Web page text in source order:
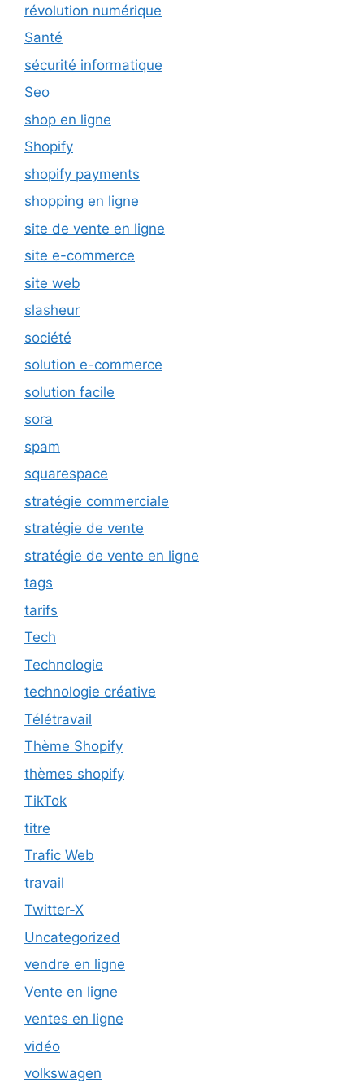
révolution numérique
Santé
sécurité informatique
Seo
shop en ligne
Shopify
shopify payments
shopping en ligne
site de vente en ligne
site e-commerce
site web
slasheur
société
solution e-commerce
solution facile
sora
spam
squarespace
stratégie commerciale
stratégie de vente
stratégie de vente en ligne
tags
tarifs
Tech
Technologie
technologie créative
Télétravail
Thème Shopify
thèmes shopify
TikTok
titre
Trafic Web
travail
Twitter-X
Uncategorized
vendre en ligne
Vente en ligne
ventes en ligne
vidéo
volkswagen